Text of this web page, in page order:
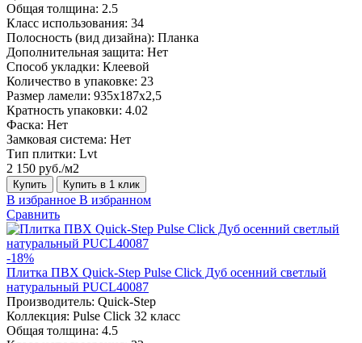
Общая толщина: 2.5
Класс использования: 34
Полосность (вид дизайна): Планка
Дополнительная защита: Нет
Способ укладки: Клеевой
Количество в упаковке: 23
Размер ламели: 935х187х2,5
Кратность упаковки: 4.02
Фаска: Нет
Замковая система: Нет
Тип плитки: Lvt
2 150 руб./м2
Купить Купить в 1 клик
В избранное В избранном
Сравнить
-18%
Плитка ПВХ Quick-Step Pulse Click Дуб осенний светлый
натуральный PUCL40087
Производитель: Quick-Step
Коллекция: Pulse Click 32 класс
Общая толщина: 4.5